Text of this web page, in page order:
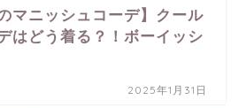
マニッシュコーデ】クール
はどう着る？！ボーイッシ
2025年1月31日